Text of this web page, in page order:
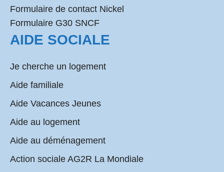
Formulaire de contact Nickel
Formulaire G30 SNCF
AIDE SOCIALE
Je cherche un logement
Aide familiale
Aide Vacances Jeunes
Aide au logement
Aide au déménagement
Action sociale AG2R La Mondiale